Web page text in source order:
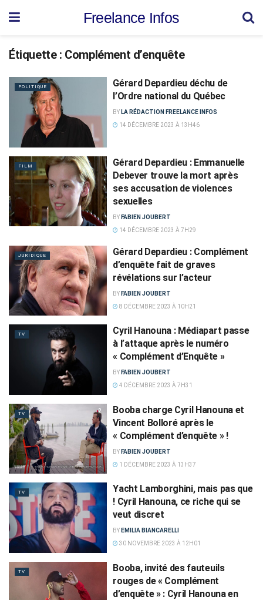
Freelance Infos
Étiquette : Complément d’enquête
POLITIQUE
Gérard Depardieu déchu de
l’Ordre national du Québec
BY LA RÉDACTION FREELANCE INFOS
14 DÉCEMBRE 2023 À 13H46
FILM
Gérard Depardieu : Emmanuelle
Debever trouve la mort après
ses accusation de violences
sexuelles
BY FABIEN JOUBERT
14 DÉCEMBRE 2023 À 7H29
JURIDIQUE
Gérard Depardieu : Complément
d’enquête fait de graves
révélations sur l’acteur
BY FABIEN JOUBERT
8 DÉCEMBRE 2023 À 10H21
TV
Cyril Hanouna : Médiapart passe
à l’attaque après le numéro
« Complément d’Enquête »
BY FABIEN JOUBERT
4 DÉCEMBRE 2023 À 7H31
TV
Booba charge Cyril Hanouna et
Vincent Bolloré après le
« Complément d’enquête » !
BY FABIEN JOUBERT
1 DÉCEMBRE 2023 À 13H37
TV
Yacht Lamborghini, mais pas que
! Cyril Hanouna, ce riche qui se
veut discret
BY EMILIA BIANCARELLI
30 NOVEMBRE 2023 À 12H01
TV
Booba, invité des fauteuils
rouges de « Complément
d’enquête » : Cyril Hanouna en